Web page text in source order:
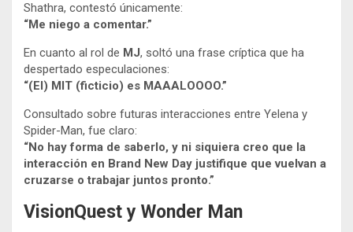
Shathra, contestó únicamente:
“Me niego a comentar.”
En cuanto al rol de MJ, soltó una frase críptica que ha
despertado especulaciones:
“(El) MIT (ficticio) es MAAALOOOO.”
Consultado sobre futuras interacciones entre Yelena y
Spider-Man, fue claro:
“No hay forma de saberlo, y ni siquiera creo que la
interacción en Brand New Day justifique que vuelvan a
cruzarse o trabajar juntos pronto.”
VisionQuest y Wonder Man